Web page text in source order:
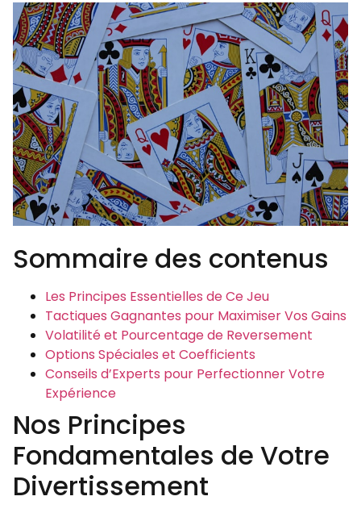
Sommaire des contenus
Les Principes Essentielles de Ce Jeu
Tactiques Gagnantes pour Maximiser Vos Gains
Volatilité et Pourcentage de Reversement
Options Spéciales et Coefficients
Conseils d’Experts pour Perfectionner Votre
Expérience
Nos Principes
Fondamentales de Votre
Divertissement